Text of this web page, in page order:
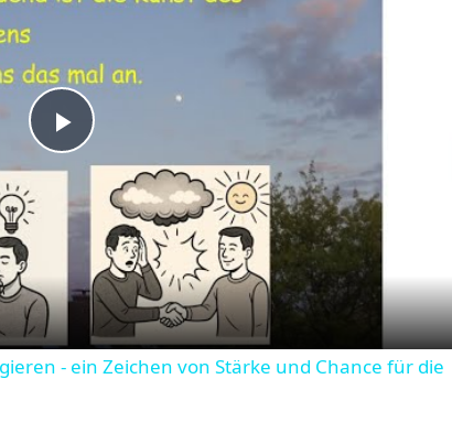
P
l
a
y
- ein Zeichen von Stärke und Chance für die